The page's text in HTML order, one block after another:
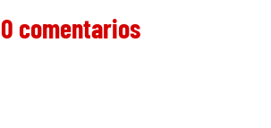
0 comentarios